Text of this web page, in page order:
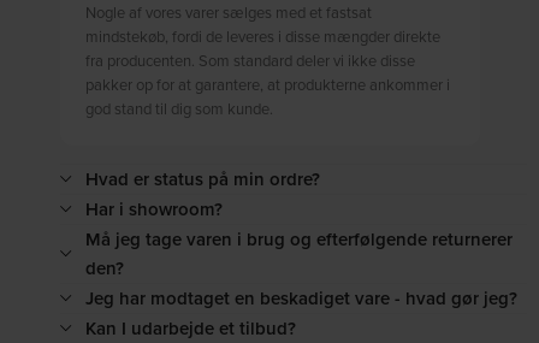
Nogle af vores varer sælges med et fastsat
mindstekøb, fordi de leveres i disse mængder direkte
fra producenten. Som standard deler vi ikke disse
pakker op for at garantere, at produkterne ankommer i
god stand til dig som kunde.
Hvad er status på min ordre?
Har i showroom?
Må jeg tage varen i brug og efterfølgende returnerer
den?
Jeg har modtaget en beskadiget vare - hvad gør jeg?
Kan I udarbejde et tilbud?